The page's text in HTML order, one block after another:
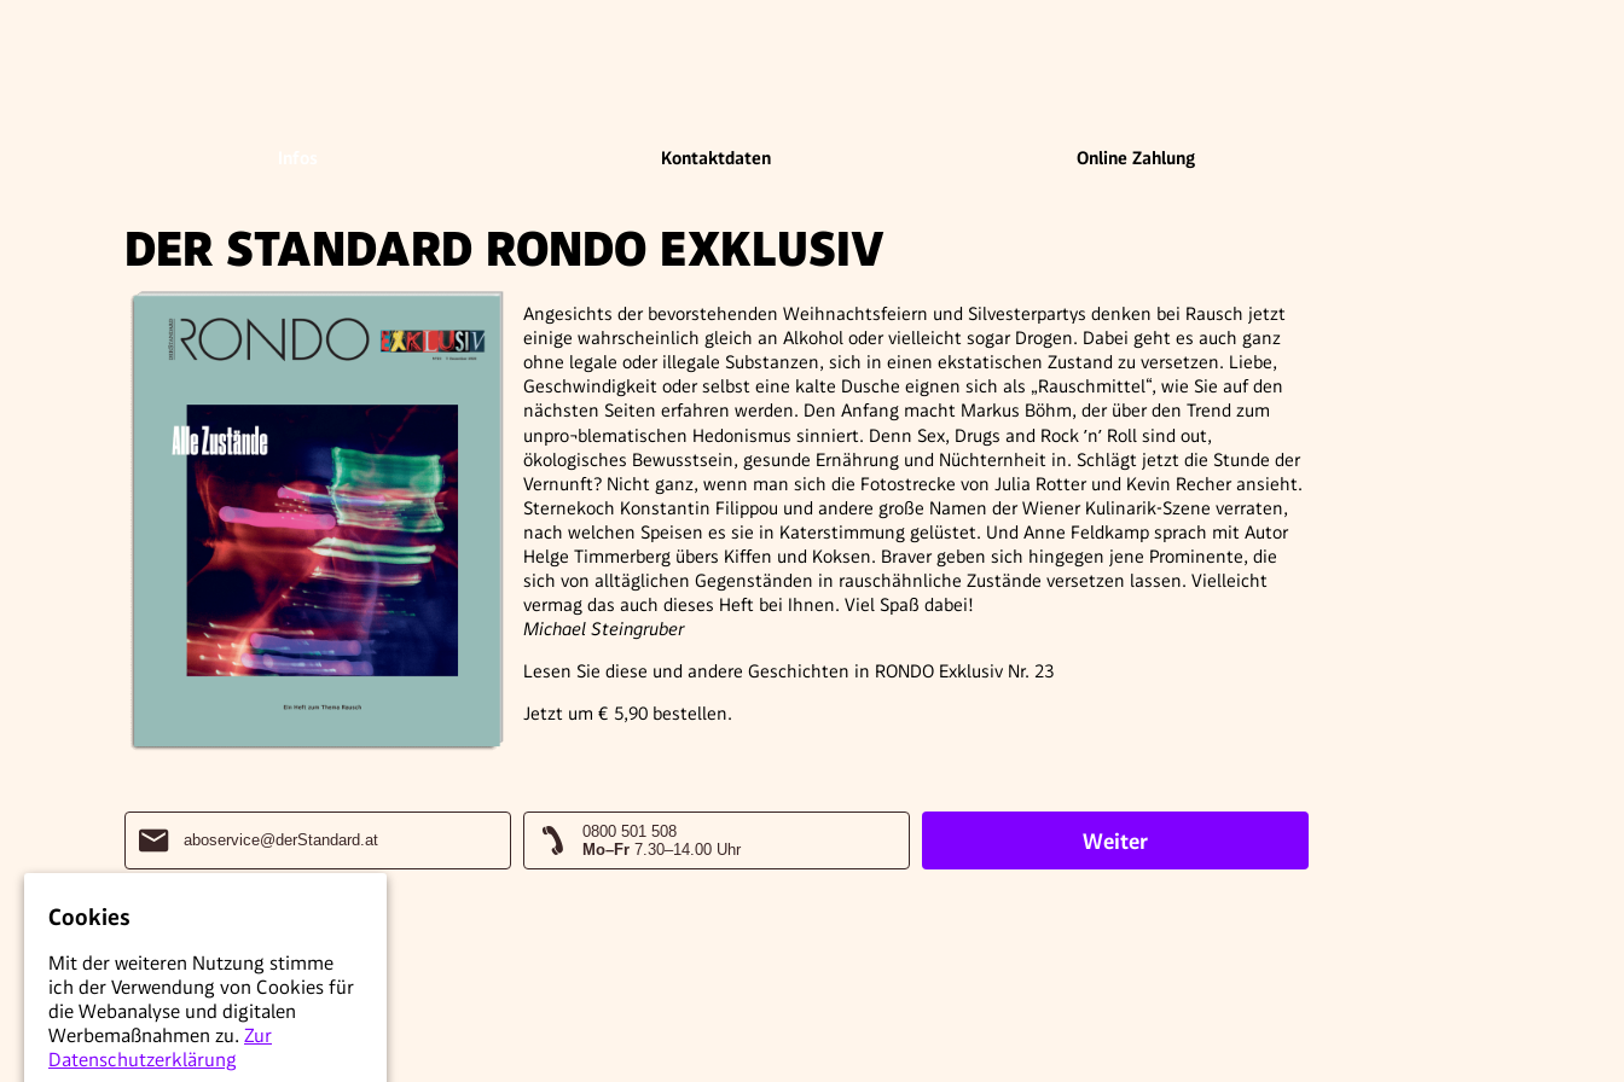
Kontaktdaten Online Zahlung
DER STANDARD RONDO EXKLUSIV
Angesichts der bevorstehenden Weihnachtsfeiern und Silvesterpartys denken bei Rausch jetzt
einige wahrscheinlich gleich an Alkohol oder vielleicht sogar Drogen. Dabei geht es auch ganz
ohne legale oder illegale Substanzen, sich in einen ekstatischen Zustand zu versetzen. Liebe,
Geschwindigkeit oder selbst eine kalte Dusche eignen sich als „Rauschmittel“, wie Sie auf den
nächsten Seiten erfahren werden. Den Anfang macht Markus Böhm, der über den Trend zum
unpro¬blematischen Hedonismus sinniert. Denn Sex, Drugs and Rock ’n’ Roll sind out,
ökologisches Bewusstsein, gesunde Ernährung und Nüchternheit in. Schlägt jetzt die Stunde der
Vernunft? Nicht ganz, wenn man sich die Fotostrecke von Julia Rotter und Kevin Recher ansieht.
Sternekoch Konstantin Filippou und andere große Namen der Wiener Kulinarik-Szene verraten,
nach welchen Speisen es sie in Katerstimmung gelüstet. Und Anne Feldkamp sprach mit Autor
Helge Timmerberg übers Kiffen und Koksen. Braver geben sich hingegen jene Prominente, die
sich von alltäglichen Gegenständen in rauschähnliche Zustände versetzen lassen. Vielleicht
vermag das auch dieses Heft bei Ihnen. Viel Spaß dabei!
Michael Steingruber
Lesen Sie diese und andere Geschichten in RONDO Exklusiv Nr. 23
Jetzt um € 5,90 bestellen.
aboservice@derStandard.at
0800 501 508
Mo–Fr7.30–14.00 Uhr Weiter
Cookies
Mit der weiteren Nutzung stimme
ich der Verwendung von Cookies für
die Webanalyse und digitalen
Werbemaßnahmen zu. Zur
Datenschutzerklärung